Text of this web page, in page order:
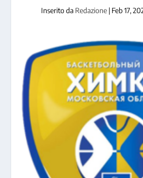
Inserito da Redazione| Feb 17,